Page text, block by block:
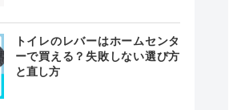
トイレのレバーはホームセンタ
ーで買える？失敗しない選び方
と直し方